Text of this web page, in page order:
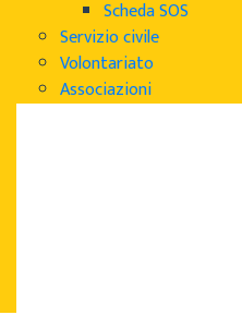
Scheda SOS
Servizio civile
Volontariato
Associazioni